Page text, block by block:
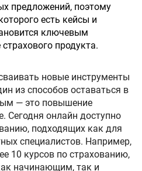
предложений, поэтому
есть кейсы и
ключевым
продукта.
новые инструменты
из способов оставаться в
— это повышение
Сегодня онлайн доступно
подходящих как для
специалистов. Например,
10 курсов по страхованию,
начинающим, так и